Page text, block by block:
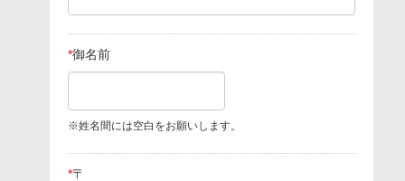
*御名前
※姓名間には空白をお願いします。
*〒